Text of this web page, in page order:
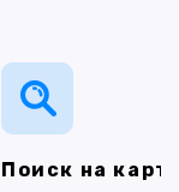
Поиск на